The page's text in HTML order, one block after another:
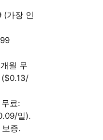
(가장 인
월 무
료:
일).
증.